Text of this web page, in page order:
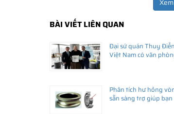
• Vòng bi SKF chính hãng, Những lưu ý cơ
•Chất lượng vòng bi SKF chính hãng
BÀI VIẾT LIÊN QUAN
Đại sứ quán Thuỵ
Việt Nam có văn
Phân tích hư hỏng
sẵn sàng trợ giúp bạn